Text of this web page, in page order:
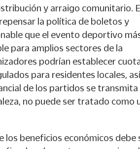
y arraigo comunitario.
la política de boletos y
que el evento deportivo
para amplios sectores de la
podrían establecer
para residentes locales, así
de los partidos se transmita
no puede ser tratado como
los beneficios económicos debe